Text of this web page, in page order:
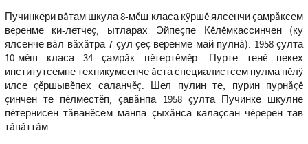
Пучинкери вăтам шкула 8-мĕш класа кÿршĕ ялсенчи çамрăксем
вeренме ки-летчeç, ытларах Эйпеçпе Кĕлĕмкассинчен (ку
ялсенче вăл вăхăтра 7 çул çеç вeренме май пулнă). 1958 çулта
10-мĕш класа 34 çамрăк пĕтертĕмĕр. Пурте тенĕ пекех
институтсемпе техникумсенче ăста специалистсем пулма пĕлÿ
илсе çĕршывĕпех саланчĕç. Шел пулин те, пурин пурнăçĕ
çинчен те пĕлместĕп, çавăнпа 1958 çулта Пучинке шкулне
пĕтернисен тăванĕсем манпа çыхăнса калаçсан чĕререн тав
тăвăттăм.